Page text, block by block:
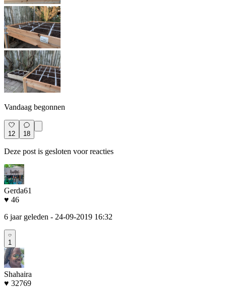
Vandaag begonnen
12 18
Deze post is gesloten voor reacties
Gerda61
♥ 46
6 jaar geleden - 24-09-2019 16:32
1
Shahaira
♥ 32769